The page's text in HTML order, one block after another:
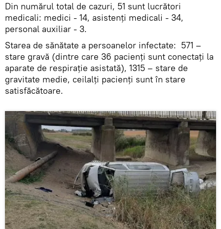
Din numărul total de cazuri, 51 sunt lucrători
medicali: medici - 14, asistenți medicali - 34,
personal auxiliar - 3.
Starea de sănătate a persoanelor infectate: 571 –
stare gravă (dintre care 36 pacienți sunt conectați la
aparate de respirație asistată), 1315 – stare de
gravitate medie, ceilalți pacienți sunt în stare
satisfăcătoare.